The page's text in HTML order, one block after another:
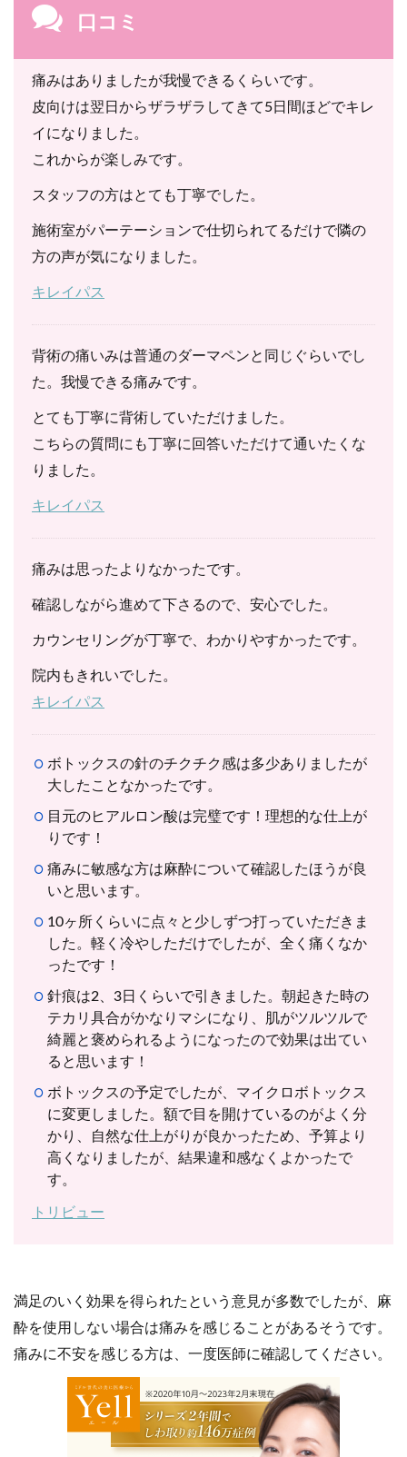
口コミ
痛みはありましたが我慢できるくらいです。
皮向けは翌日からザラザラしてきて5日間ほどでキレ
イになりました。
これからが楽しみです。
スタッフの方はとても丁寧でした。
施術室がパーテーションで仕切られてるだけで隣の
方の声が気になりました。
キレイパス
背術の痛いみは普通のダーマペンと同じぐらいでし
た。我慢できる痛みです。
とても丁寧に背術していただけました。
こちらの質問にも丁寧に回答いただけて通いたくな
りました。
キレイパス
痛みは思ったよりなかったです。
確認しながら進めて下さるので、安心でした。
カウンセリングが丁寧で、わかりやすかったです。
院内もきれいでした。
キレイパス
ボトックスの針のチクチク感は多少ありましたが
大したことなかったです。
目元のヒアルロン酸は完璧です！理想的な仕上が
りです！
痛みに敏感な方は麻酔について確認したほうが良
いと思います。
10ヶ所くらいに点々と少しずつ打っていただきま
した。軽く冷やしただけでしたが、全く痛くなか
ったです！
針痕は2、3日くらいで引きました。朝起きた時の
テカリ具合がかなりマシになり、肌がツルツルで
綺麗と褒められるようになったので効果は出てい
ると思います！
ボトックスの予定でしたが、マイクロボトックス
に変更しました。額で目を開けているのがよく分
かり、自然な仕上がりが良かったため、予算より
高くなりましたが、結果違和感なくよかったで
す。
トリビュー
満足のいく効果を得られたという意見が多数でしたが、麻
酔を使用しない場合は痛みを感じることがあるそうです。
痛みに不安を感じる方は、一度医師に確認してください。